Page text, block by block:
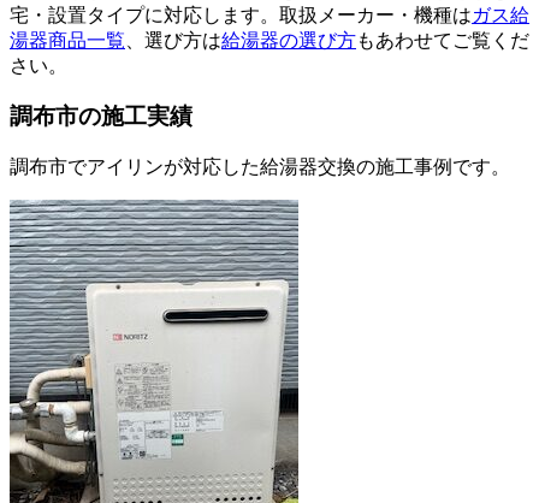
宅・設置タイプに対応します。取扱メーカー・機種はガス給
湯器商品一覧 、選び方は給湯器の選び方もあわせてご覧くだ
さい。
調布市の施工実績
調布市でアイリンが対応した給湯器交換の施工事例です。